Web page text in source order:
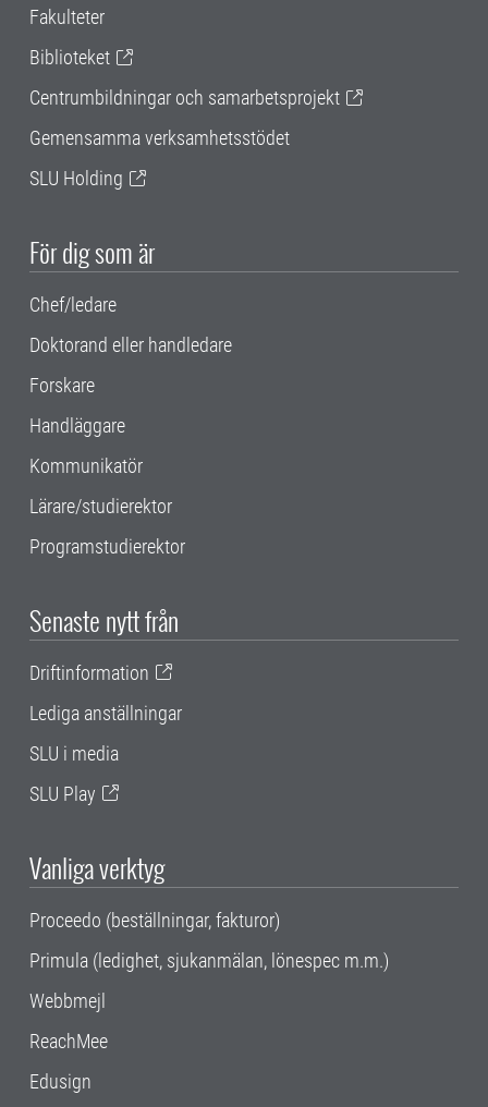
Fakulteter
Biblioteket
Centrumbildningar och samarbetsprojekt
Gemensamma verksamhetsstödet
SLU Holding
För dig som är
Chef/ledare
Doktorand eller handledare
Forskare
Handläggare
Kommunikatör
Lärare/studierektor
Programstudierektor
Senaste nytt från
Driftinformation
Lediga anställningar
SLU i media
SLU Play
Vanliga verktyg
Proceedo (beställningar, fakturor)
Primula (ledighet, sjukanmälan, lönespec m.m.)
Webbmejl
ReachMee
Edusign